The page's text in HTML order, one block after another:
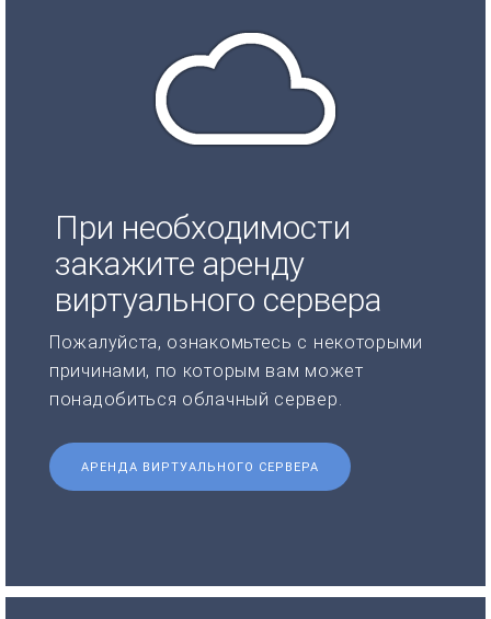
При необходимости
закажите аренду
виртуального сервера
Пожалуйста, ознакомьтесь с некоторыми
причинами, по которым вам может
понадобиться облачный сервер.
АРЕНДА ВИРТУАЛЬНОГО СЕРВЕРА